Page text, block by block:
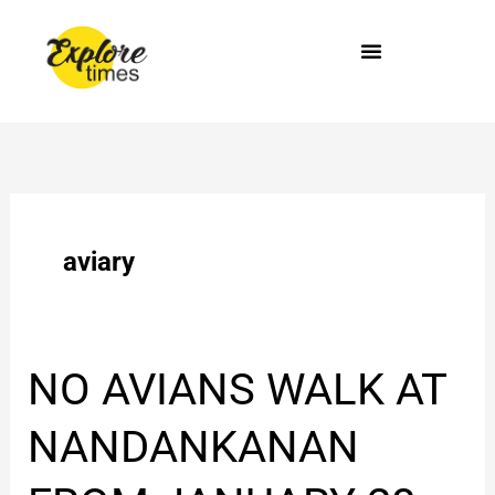
content
aviary
NO AVIANS WALK AT
NANDANKANAN
NO
AVIANS
WALK
AT
NANDANKANAN